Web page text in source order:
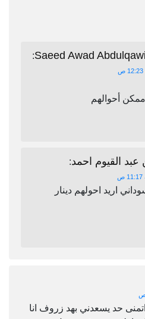
Saeed Awad
:
أحوالهم
القيوم احمد:
جنيه سوداني اريد احولهم دينار
حد يسعدني بهد زروف انا